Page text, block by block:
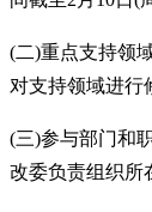
(二)重点支持领
对支持领域进行
(三)参与部门和
改委负责组织所